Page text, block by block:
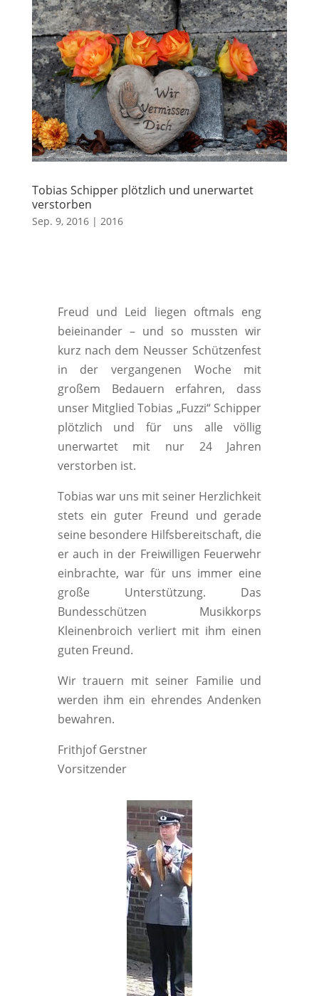
Tobias Schipper plötzlich und unerwartet
verstorben
Sep. 9, 2016| 2016
Freud und Leid liegen oftmals eng
beieinander – und so mussten wir
kurz nach dem Neusser Schützenfest
in der vergangenen Woche mit
großem Bedauern erfahren, dass
unser Mitglied Tobias „Fuzzi“ Schipper
plötzlich und für uns alle völlig
unerwartet mit nur 24 Jahren
verstorben ist.
Tobias war uns mit seiner Herzlichkeit
stets ein guter Freund und gerade
seine besondere Hilfsbereitschaft, die
er auch in der Freiwilligen Feuerwehr
einbrachte, war für uns immer eine
große Unterstützung. Das
Bundesschützen Musikkorps
Kleinenbroich verliert mit ihm einen
guten Freund.
Wir trauern mit seiner Familie und
werden ihm ein ehrendes Andenken
bewahren.
Frithjof Gerstner
Vorsitzender